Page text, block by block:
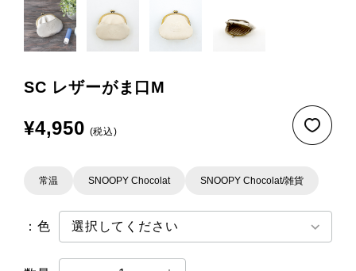
SC レザーがま口M
¥4,950 (税込)
常温 SNOOPY Chocolat SNOOPY Chocolat/雑貨
：色